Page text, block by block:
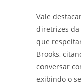
Vale
diretrizes da
que
Brooks,
conversar
exibindo o